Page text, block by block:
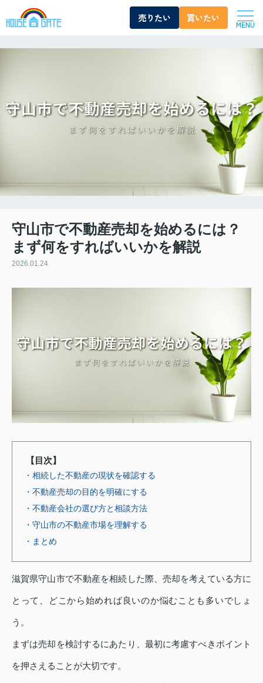
売りたい 買いたい
MENU
守山市で不動産売却を始めるには？
まず何をすればいいかを解説
2026.01.24
【目次】
・相続した不動産の現状を確認する
・不動産売却の目的を明確にする
・不動産会社の選び方と相談方法
・守山市の不動産市場を理解する
・まとめ
滋賀県守山市で不動産を相続した際、売却を考えている方に
とって、どこから始めれば良いのか悩むことも多いでしょ
う。
まずは売却を検討するにあたり、最初に考慮すべきポイント
を押さえることが大切です。